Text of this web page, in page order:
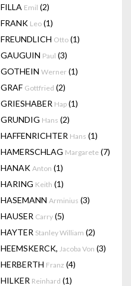
FILLA Emil (2)
FRANK Leo (1)
FREUNDLICH Otto (1)
GAUGUIN Paul (3)
GOTHEIN Werner (1)
GRAF Gottfried (2)
GRIESHABER Hap (1)
GRUNDIG Hans (2)
HAFFENRICHTER Hans (1)
HAMERSCHLAG Margarete (7)
HANAK Anton (1)
HARING Keith (1)
HASEMANN Arminius (3)
HAUSER Carry (5)
HAYTER Stanley William (2)
HEEMSKERCK, Jacoba Von (3)
HERBERTH Franz (4)
HILKER Reinhard (1)